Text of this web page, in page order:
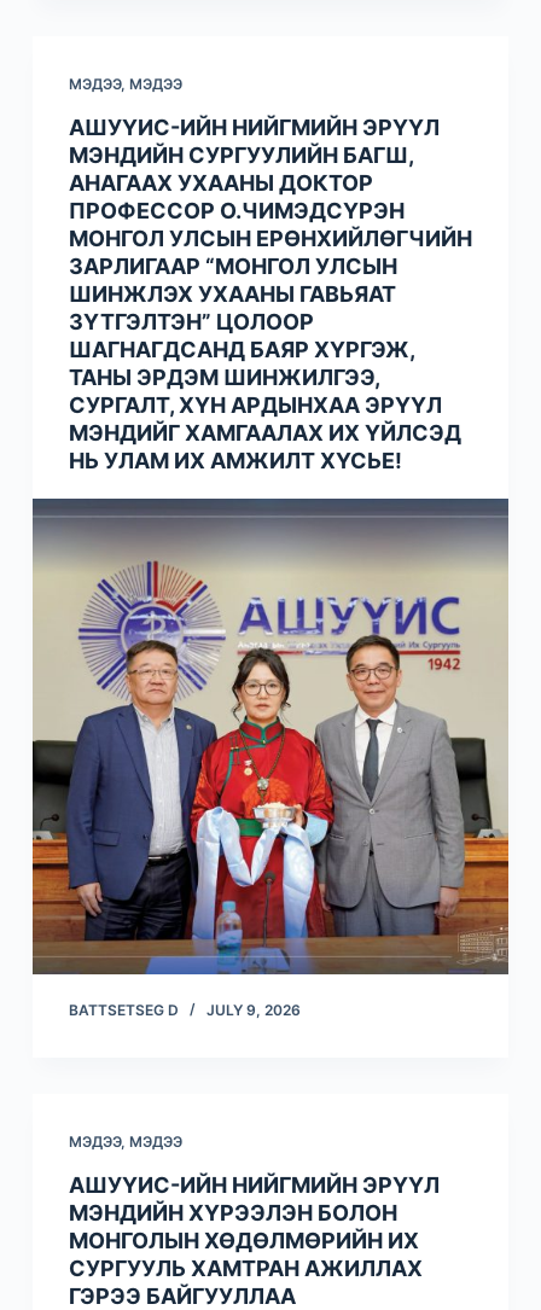
МЭДЭЭ, МЭДЭЭ
АШУҮИС-ИЙН НИЙГМИЙН ЭРҮҮЛ
МЭНДИЙН СУРГУУЛИЙН БАГШ,
АНАГААХ УХААНЫ ДОКТОР
ПРОФЕССОР О.ЧИМЭДСҮРЭН
МОНГОЛ УЛСЫН ЕРӨНХИЙЛӨГЧИЙН
ЗАРЛИГААР “МОНГОЛ УЛСЫН
ШИНЖЛЭХ УХААНЫ ГАВЬЯАТ
ЗҮТГЭЛТЭН” ЦОЛООР
ШАГНАГДСАНД БАЯР ХҮРГЭЖ,
ТАНЫ ЭРДЭМ ШИНЖИЛГЭЭ,
СУРГАЛТ, ХҮН АРДЫНХАА ЭРҮҮЛ
МЭНДИЙГ ХАМГААЛАХ ИХ ҮЙЛСЭД
НЬ УЛАМ ИХ АМЖИЛТ ХҮСЬЕ!
BATTSETSEG D JULY 9, 2026
МЭДЭЭ, МЭДЭЭ
АШУҮИС-ИЙН НИЙГМИЙН ЭРҮҮЛ
МЭНДИЙН ХҮРЭЭЛЭН БОЛОН
МОНГОЛЫН ХӨДӨЛМӨРИЙН ИХ
СУРГУУЛЬ ХАМТРАН АЖИЛЛАХ
ГЭРЭЭ БАЙГУУЛЛАА